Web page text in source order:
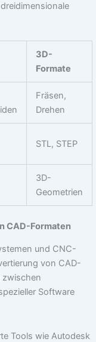
3D-
Formate
Fräsen,
Drehen
STL, STEP
3D-
Geometrien
CAD-Formaten
und CNC-
von CAD-
zwischen
Software
Tools wie Autodesk